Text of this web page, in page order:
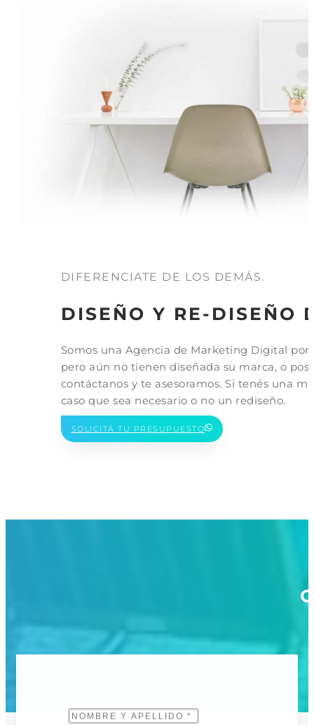
DIFERENCIATE DE LOS DEMÁS.
DISEÑO Y RE-DISEÑO
Somos una Agencia de Marketing Digital
pero aún no tienen diseñada su marca, o
contáctanos y te asesoramos. Si tenés una
caso que sea necesario o no un rediseño.
SOLICITÁ TU PRESUPUESTO